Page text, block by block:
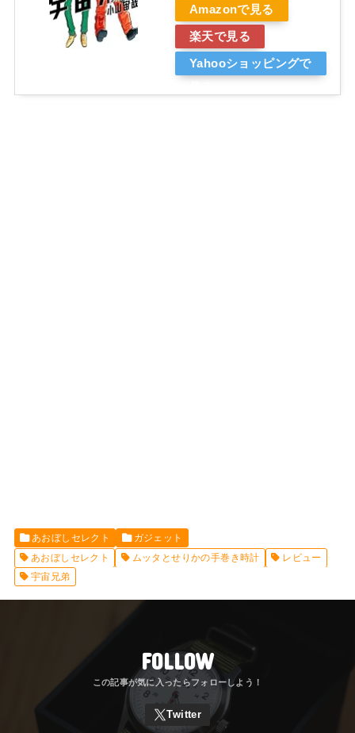
Amazonで見る
楽天で見る
Yahooショッピングで
あおぼしセレクト
ガジェット
あおぼしセレクト
ムッタとせりかの手巻き時計
レビュー
宇宙兄弟
FOLLOW